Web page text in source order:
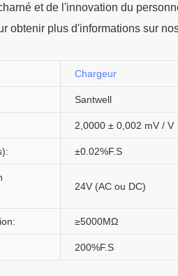
et de l'innovation du
obtenir plus d'informations sur
Chargeur
Santwell
2,0000 ± 0,002 mV / V
±0.02%F.S
24V (AC ou DC)
≥5000MΩ
200%F.S